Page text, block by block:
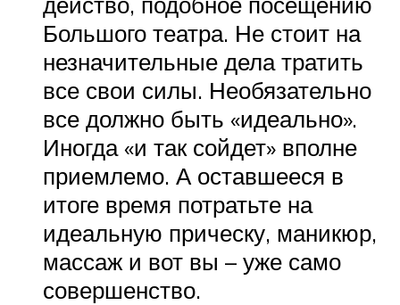
Большого театра. Не стоит на
незначительные дела тратить
все свои силы. Необязательно
все должно быть «идеально».
Иногда «и так сойдет» вполне
приемлемо. А оставшееся в
итоге время потратьте на
идеальную прическу, маникюр,
массаж и вот вы – уже само
совершенство.